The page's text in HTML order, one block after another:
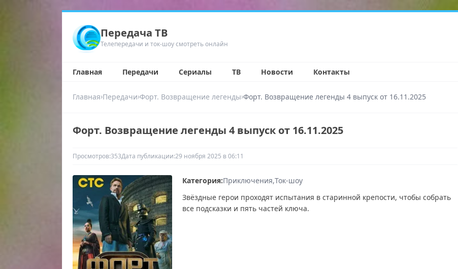
Передача ТВ
Телепередачи и ток-шоу смотреть онлайн
Главная Передачи Сериалы ТВ Новости Контакты
Главная›Передачи›Форт. Возвращение легенды›Форт. Возвращение легенды 4 выпуск от 16.11.2025
Форт. Возвращение легенды 4 выпуск от 16.11.2025
Просмотров:353Дата публикации:29 ноября 2025 в 06:11
Категория:Приключения Ток-шоу
Звёздные герои проходят испытания в старинной крепости, чтобы собрать
все подсказки и пять частей ключа.